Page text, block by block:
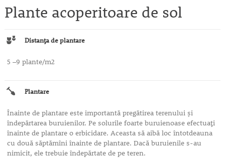
Plante acoperitoare de sol
Distanţa de plantare
5 –9 plante/m2
Plantare
Înainte de plantare este importantă pregătirea terenului şi
îndepărtarea buruienilor. Pe solurile foarte buruienoase efectuaţi
înainte de plantare o erbicidare. Aceasta să aibă loc întotdeauna
cu două săptămîni înainte de plantare. Dacă buruienile s-au
nimicit, ele trebuie îndepărtate de pe teren.